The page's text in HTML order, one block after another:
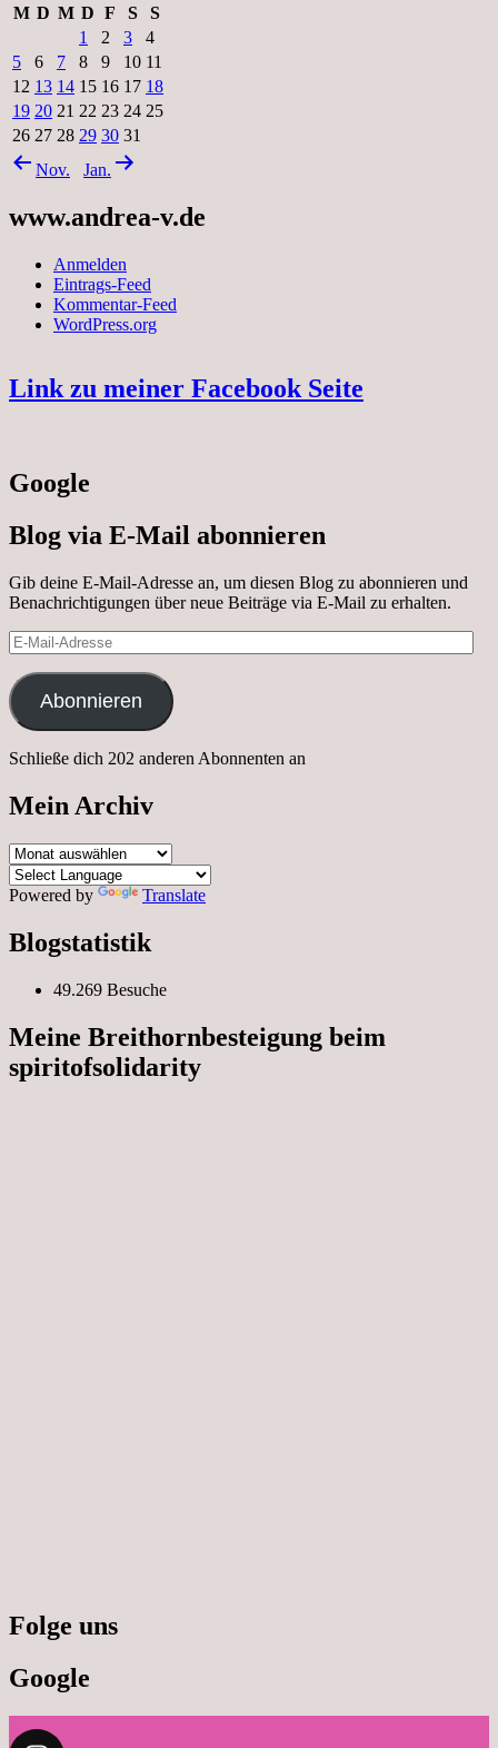
M D M D F S
S
1
2 3
4
5
6 7 8 9 10 11
12 13 14 15 16 17 18
19 20 21 22 23 24 25
26 27 28 29 30 31
Nov.
Jan.
www.andrea-v.de
Anmelden
Eintrags-Feed
Kommentar-Feed
WordPress.org
Link zu meiner Facebook Seite
Google
Blog via E-Mail abonnieren
Gib deine E-Mail-Adresse an, um diesen Blog zu abonnieren und
Benachrichtigungen über neue Beiträge via E-Mail zu erhalten.
E-
Mail-
Adresse
Abonnieren
Schließe dich 202 anderen Abonnenten an
Mein Archiv
Mein
Archiv
Powered by
Translate
Blogstatistik
49.269 Besuche
Meine Breithornbesteigung beim
spiritofsolidarity
Folge uns
Google